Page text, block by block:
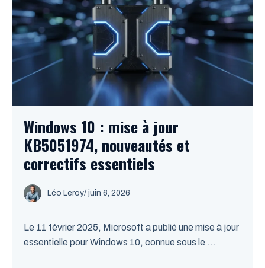
Windows 10 : mise à jour
KB5051974, nouveautés et
correctifs essentiels
Léo Leroy/ juin 6, 2026
Le 11 février 2025, Microsoft a publié une mise à jour
essentielle pour Windows 10, connue sous le ...